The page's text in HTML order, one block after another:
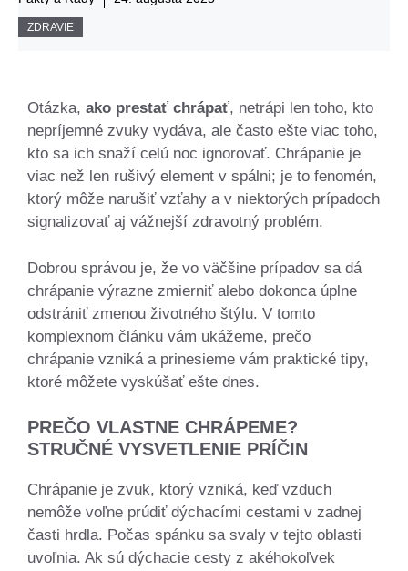
ZDRAVIE
Otázka, ako prestať chrápať, netrápi len toho, kto
nepríjemné zvuky vydáva, ale často ešte viac toho,
kto sa ich snaží celú noc ignorovať. Chrápanie je
viac než len rušivý element v spálni; je to fenomén,
ktorý môže narušiť vzťahy a v niektorých prípadoch
signalizovať aj vážnejší zdravotný problém.
Dobrou správou je, že vo väčšine prípadov sa dá
chrápanie výrazne zmierniť alebo dokonca úplne
odstrániť zmenou životného štýlu. V tomto
komplexnom článku vám ukážeme, prečo
chrápanie vzniká a prinesieme vám praktické tipy,
ktoré môžete vyskúšať ešte dnes.
PREČO VLASTNE CHRÁPEME?
STRUČNÉ VYSVETLENIE PRÍČIN
Chrápanie je zvuk, ktorý vzniká, keď vzduch
nemôže voľne prúdiť dýchacími cestami v zadnej
časti hrdla. Počas spánku sa svaly v tejto oblasti
uvoľnia. Ak sú dýchacie cesty z akéhokoľvek